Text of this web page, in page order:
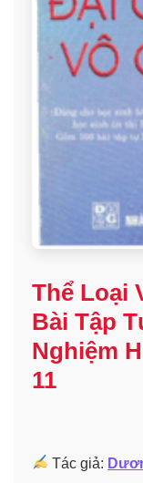
Thể Loại
Bài Tập
Nghiệm
11
Tác giả: